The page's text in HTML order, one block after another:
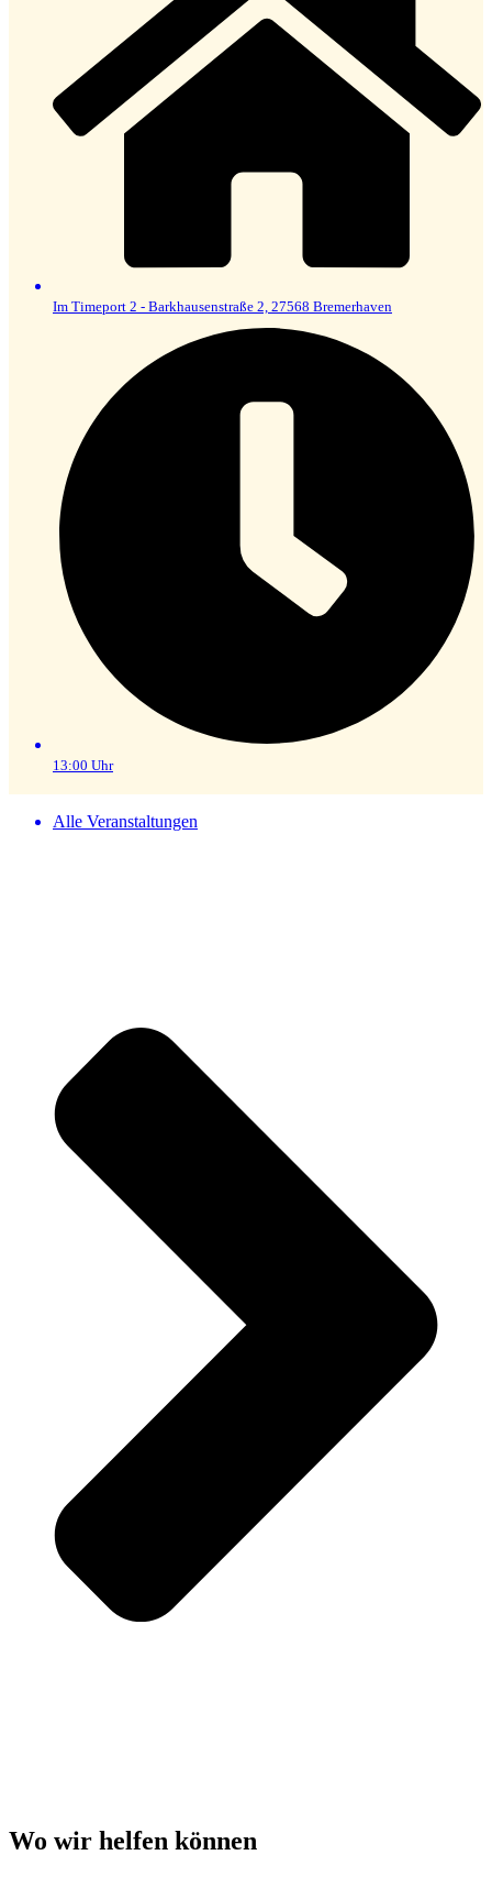
Im Timeport 2 - Barkhausenstraße 2, 27568 Bremerhaven
13:00 Uhr
Alle Veranstaltungen
Wo wir helfen können